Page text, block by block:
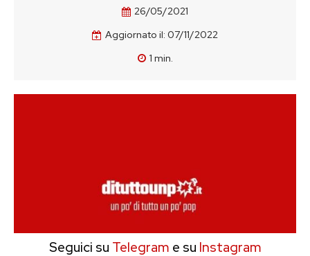
26/05/2021
Aggiornato il: 07/11/2022
1 min.
Seguici su Telegram e su Instagram